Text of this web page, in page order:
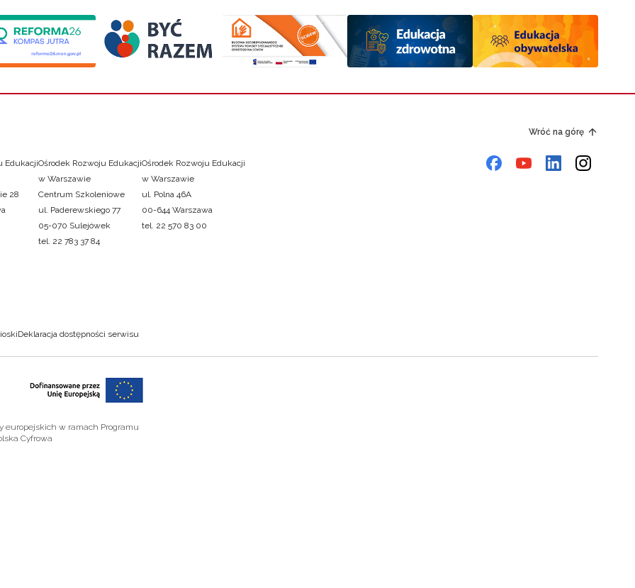
Wróć na górę
Edukacji
28
Ośrodek Rozwoju Edukacji
w Warszawie
Centrum Szkoleniowe
ul. Paderewskiego 77
05-070 Sulejówek
tel. 22 783 37 84
Ośrodek Rozwoju Edukacji
w Warszawie
ul. Polna 46A
00-644 Warszawa
tel. 22 570 83 00
Deklaracja dostępności serwisu
europejskich w ramach Programu
Cyfrowa